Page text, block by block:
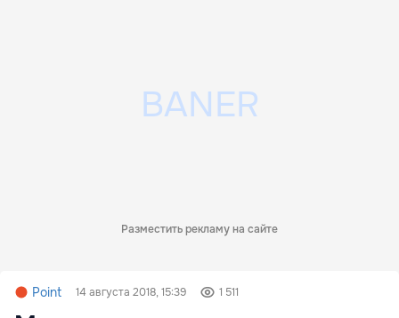
Разместить рекламу на сайте
Point 14 августа 2018, 15:39 1 511